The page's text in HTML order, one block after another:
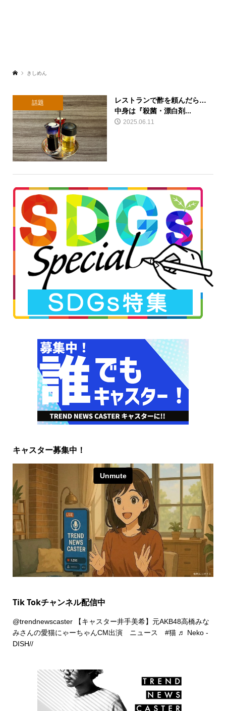
きしめん
話題
レストランで酢を頼んだら…
中身は『殺菌・漂白剤...
2025.06.11
キャスター募集中！
Tik Tokチャンネル配信中
@trendnewscaster【キャスター井手美希】元AKB48高橋みな
みさんの愛猫にゃーちゃんCM出演 ニュース #猫 ♬ Neko -
DISH//